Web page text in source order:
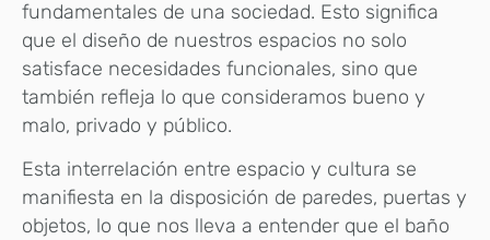
fundamentales de una sociedad. Esto significa
que el diseño de nuestros espacios no solo
satisface necesidades funcionales, sino que
también refleja lo que consideramos bueno y
malo, privado y público.
Esta interrelación entre espacio y cultura se
manifiesta en la disposición de paredes, puertas y
objetos, lo que nos lleva a entender que el baño